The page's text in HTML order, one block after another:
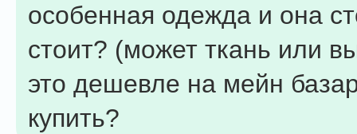
особенная одежда и она
стоит? (может ткань или
это дешевле на мейн
купить?